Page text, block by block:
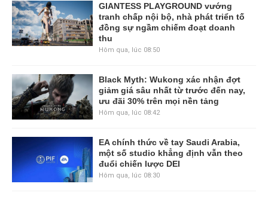
GIANTESS PLAYGROUND vướng
tranh chấp nội bộ, nhà phát triển tố
đồng sự ngầm chiếm đoạt doanh
thu
Hôm qua, lúc 08:50
Black Myth: Wukong xác nhận đợt
giảm giá sâu nhất từ trước đến nay,
ưu đãi 30% trên mọi nền tảng
Hôm qua, lúc 08:42
EA chính thức về tay Saudi Arabia,
một số studio khẳng định vẫn theo
đuổi chiến lược DEI
Hôm qua, lúc 08:30